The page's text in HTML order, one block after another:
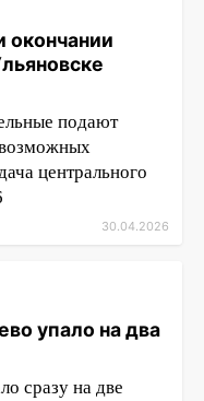
окончании
подают
центрального
30.04.2026
упало на два
сразу на две